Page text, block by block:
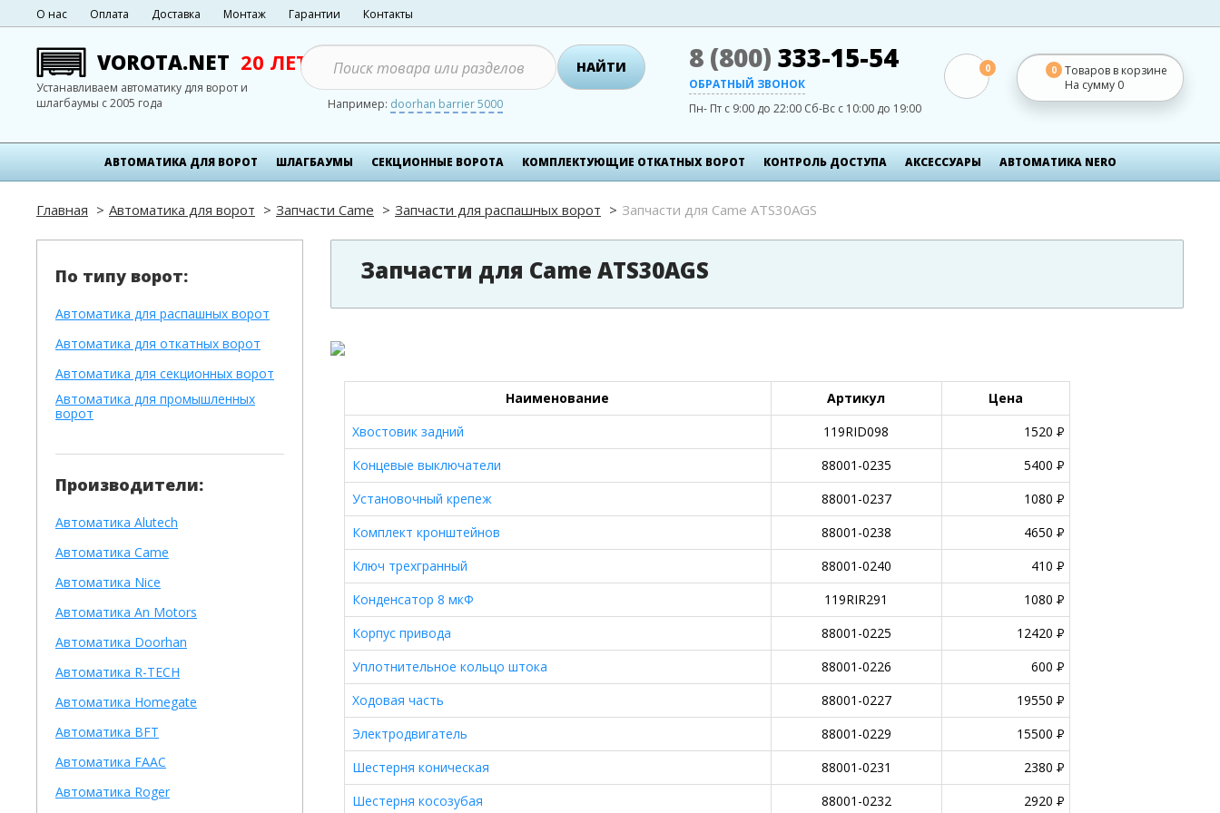
О нас Оплата Доставка Монтаж Гарантии Контакты
VOROTA.NET 20 ЛЕТ
Устанавливаем автоматику для ворот и
шлагбаумы с 2005 года
НАЙТИ
Например: doorhan barrier 5000
8 (800) 333-15-54
ОБРАТНЫЙ ЗВОНОК
Пн- Пт с 9:00 до 22:00 Сб-Вс с 10:00 до 19:00
0 0
Товаров в корзине
На сумму 0
АВТОМАТИКА ДЛЯ ВОРОТ ШЛАГБАУМЫ СЕКЦИОННЫЕ ВОРОТА КОМПЛЕКТУЮЩИЕ ОТКАТНЫХ ВОРОТ КОНТРОЛЬ ДОСТУПА АКСЕСCУАРЫ АВТОМАТИКА NERO
Главная Автоматика для ворот Запчасти Came Запчасти для распашных ворот Запчасти для Came ATS30AGS
По типу ворот:
Автоматика для распашных ворот
Автоматика для откатных ворот
Автоматика для секционных ворот
Автоматика для промышленных
ворот
Производители:
Автоматика Alutech
Автоматика Сame
Автоматика Nice
Автоматика An Motors
Автоматика Doorhan
Автоматика R-TECH
Автоматика Homegate
Автоматика BFT
Автоматика FAAC
Автоматика Roger
Запчасти для Came ATS30AGS
Наименование Артикул
Цена
Хвостовик задний
119RID098 1520 P
Концевые выключатели
88001-0235 5400 P
Установочный крепеж
88001-0237 1080 P
Комплект кронштейнов
88001-0238 4650 P
Ключ трехгранный
88001-0240 410 P
Конденсатор 8 мкФ
119RIR291 1080 P
Корпус привода
88001-0225 12420 P
Уплотнительное кольцо штока
88001-0226 600 P
Ходовая часть
88001-0227 19550 P
Электродвигатель
88001-0229 15500 P
Шестерня коническая
88001-0231 2380 P
Шестерня косозубая
88001-0232 2920 P